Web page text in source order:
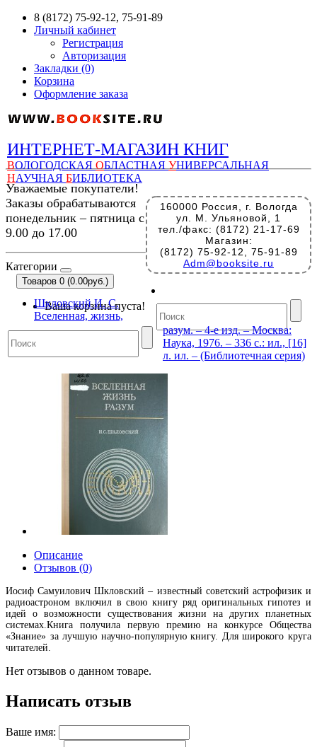
8 (8172) 75-92-12, 75-91-89
Личный кабинет
Регистрация
Авторизация
Закладки (0)
Корзина
Оформление заказа
ИНТЕРНЕТ-МАГАЗИН КНИГ
ВОЛОГОДСКАЯ ОБЛАСТНАЯ УНИВЕРСАЛЬНАЯ
НАУЧНАЯ БИБЛИОТЕКА
160000 Россия, г. Вологда
ул. М. Ульяновой, 1
тел./факс: (8172) 21-17-69
Магазин:
(8172) 75-92-12, 75-91-89
Adm@booksite.ru
Уважаемые покупатели!
Заказы обрабатываются
понедельник – пятница с
9.00 до 17.00
Категории
Товаров 0 (0.00руб.)
Ваша корзина пуста!
Шкловский И. С.
Вселенная, жизнь,
разум. – 4-е изд. – Москва:
Наука, 1976. – 336 с.: ил., [16]
л. ил. – (Библиотечная серия)
Описание
Отзывов (0)
Иосиф Самуилович Шкловский – известный советский астрофизик и
радиоастроном включил в свою книгу ряд оригинальных гипотез и
идей о возможности существования жизни на других планетных
системах.Книга получила первую премию на конкурсе Общества
«Знание» за лучшую научно-популярную книгу. Для широкого круга
читателей.
Нет отзывов о данном товаре.
Написать отзыв
Ваше имя: